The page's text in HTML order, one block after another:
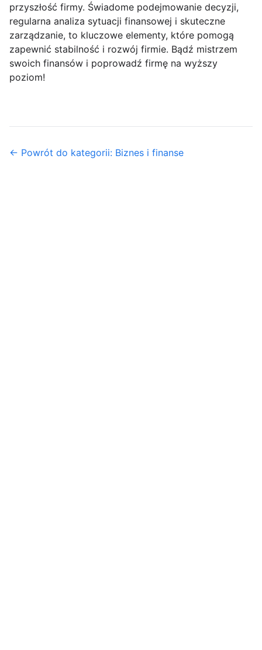
przyszłość firmy. Świadome podejmowanie decyzji,
regularna analiza sytuacji finansowej i skuteczne
zarządzanie, to kluczowe elementy, które pomogą
zapewnić stabilność i rozwój firmie. Bądź mistrzem
swoich finansów i poprowadź firmę na wyższy
poziom!
← Powrót do kategorii: Biznes i finanse